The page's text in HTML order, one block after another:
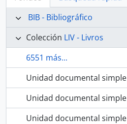
BIB - Bibliográfico
Colección LIV - Livros
6551 más...
Unidad documental simple
Unidad documental simple
Unidad documental simple